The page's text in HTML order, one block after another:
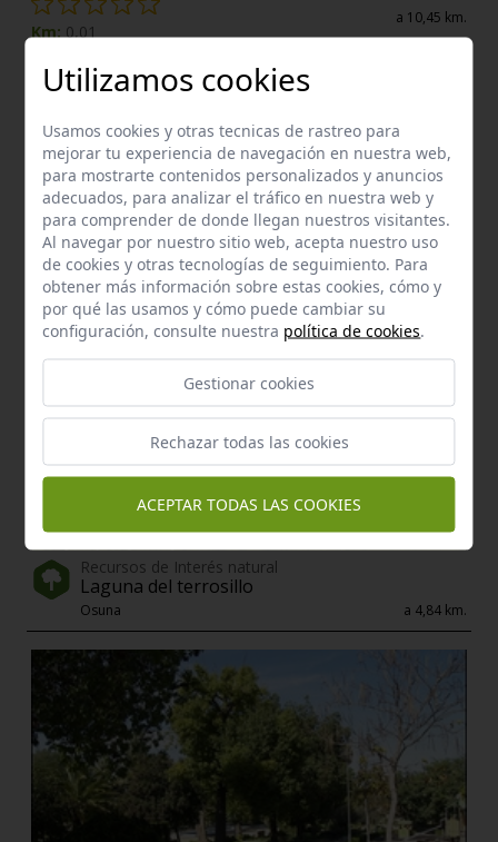
Km:0,01
a 10,45 km.
Enclave de interés Cultural
Cementerio del santísimo cristo de la
expiración
Osuna a 4,28 km.
Recursos de Interés natural
Laguna del terrosillo
Osuna a 4,84 km.
Utilizamos cookies
Usamos cookies y otras tecnicas de rastreo para
mejorar tu experiencia de navegación en nuestra web,
para mostrarte contenidos personalizados y anuncios
adecuados, para analizar el tráfico en nuestra web y
para comprender de donde llegan nuestros visitantes.
Al navegar por nuestro sitio web, acepta nuestro uso
de cookies y otras tecnologías de seguimiento. Para
obtener más información sobre estas cookies, cómo y
por qué las usamos y cómo puede cambiar su
configuración, consulte nuestra política de cookies.
Gestionar cookies
Rechazar todas las cookies
ACEPTAR TODAS LAS COOKIES